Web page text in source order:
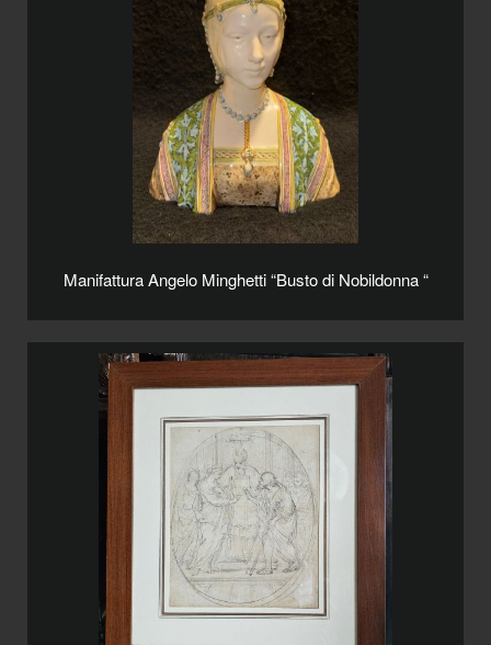
Manifattura Angelo Minghetti “Busto di Nobildonna “